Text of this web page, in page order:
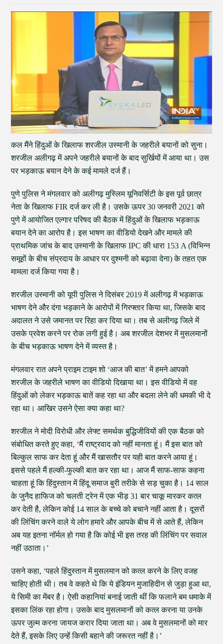
कल मैंने हिंदुओं के खिलाफ शरजील उस्मानी के जहरीले बयानों को सुना।
शरजील अलीगढ़ में अपने जहरीले बयानों के बाद सुर्खियों में आया था। उस
पर भड़काऊ बयान देने के कई मामले दर्ज हैं।
पुणे पुलिस ने मंगलवार को अलीगढ़ मुस्लिम यूनिवर्सिटी के इस पूर्व छात्र
नेता के खिलाफ FIR दर्ज कर ली है। उसके ऊपर 30 जनवरी 2021 को
पुणे में आयोजित एल्गार परिषद की बैठक में हिंदुओं के खिलाफ भड़काऊ
बयान देने का आरोप है। इस भाषण का वीडियो देखने और मामले की
प्राथमिक जांच के बाद उस्मानी के खिलाफ IPC की धारा 153 A (विभिन्न
समूहों के बीच संप्रदाय के आधार पर दुश्मनी को बढ़ावा देना) के तहत एक
मामला दर्ज किया गया है।
शरजील उस्मानी को यूपी पुलिस ने दिसंबर 2019 में अलीगढ़ में भड़काऊ
भाषण देने और दंगा भड़काने के आरोपों में गिरफ्तार किया था, जिसके बाद
अदालत ने उसे जमानत पर रिहा कर दिया था। तब से अलीगढ़ जिले में
उसके प्रवेश करने पर रोक लगी हुई है। अब शरजील देशभर में मुसलमानों
के बीच भड़काऊ भाषण देने में व्यस्त है।
मंगलवार रात अपने प्राइम टाइम शो ‘आज की बात’ में हमने आपको
शरजील के जहरीले भाषण का वीडियो दिखाया था। इस वीडियो में वह
हिंदुओं को लेकर भड़काऊ बातें कह रहा था और बदला लेने की धमकी भी दे
रहा था। आखिर उसने ऐसा क्या कहा था?
शरजील ने मोदी विरोधी और लेफ्ट समर्थक बुद्धिजीवियों की एक बैठक को
संबोधित करते हुए कहा, ‘मैं राष्ट्रवाद को नहीं मानता हूं। मैं इस बात को
बिल्कुल साफ कर देता हूं और मैं खासतौर पर यही बात करने आया हूं।
इससे पहले मैं हल्की-फुल्की बात कर रहा था। आज मैं साफ-साफ कहना
चाहता हूं कि हिंदुस्तान में हिंदू समाज बुरी तरीके से सड़ चुका है। 14 साल
के जुनैद हाफिज को चलती ट्रेन में एक भीड़ 31 बार चाकू मारकर कत्ल
कर देती है, लेकिन कोई 14 साल के बच्चे को बचाने नहीं आता है। दूसरों
की लिंचिंग करने वाले ये लोग हमारे और आपके बीच में से आते हैं, लेकिन
अब यह इतना नॉर्मल हो गया है कि कोई भी इस तरह की लिंचिंग पर सवाल
नहीं उठाता।’
उसने कहा, ‘पहले हिंदुस्तान में मुसलमान को कत्ल करने के लिए वजह
चाहिए होती थी। तब वे कहते थे कि ये इंडियन मुजाहिदीन से जुड़ा हुआ था,
ये सिमी का मेंबर है। ऐसी कहानियां बनाई जाती थीं कि फलाने बम धमाके में
इसका लिंक रहा होगा। उसके बाद मुसलमानों को कत्ल करना या उनके
ऊपर जुल्म करना जायज करार दिया जाता था। अब वे मुसलमानों को मार
देते हैं, इसके लिए उन्हें किसी बहाने की जरूरत नहीं है।’